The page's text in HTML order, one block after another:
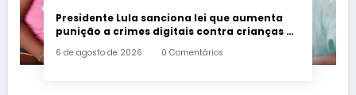
Presidente Lula sanciona lei que aumenta
punição a crimes digitais contra crianças é
6 de agosto de 2026 0 Comentários